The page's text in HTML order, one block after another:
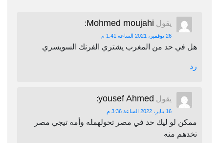
يقول Mohmed moujahi
:
26 نوفمبر، 2021 الساعة 1:41 م
هل في حد من المغرب يشتري الفرنك السويسري
رد
يقول yousef Ahmed
:
16 يناير، 2022 الساعة 3:36 م
ممكن لو ليك حد في مصر تحولهمله وأمه تيجي مصر
تخدهم منه